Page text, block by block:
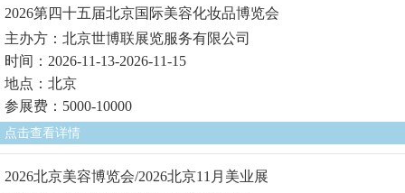
2026第四十五届北京国际美容化妆品博览会
主办方：北京世博联展览服务有限公司
时间：2026-11-13-2026-11-15
地点：北京
参展费：5000-10000
点击查看详情
2026北京美容博览会/2026北京11月美业展